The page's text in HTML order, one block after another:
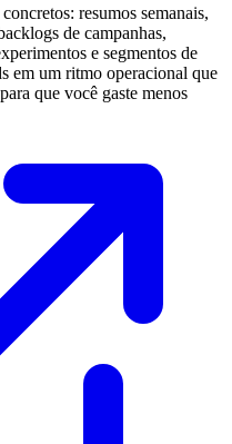
resumos semanais,
de campanhas,
e segmentos de
em um ritmo operacional que
que você gaste menos